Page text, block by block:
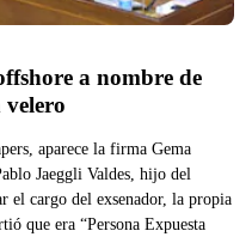
a nombre de
aparece la firma Gema
Jaeggli Valdes, hijo del
el cargo del exsenador, la propia
que era “Persona Expuesta